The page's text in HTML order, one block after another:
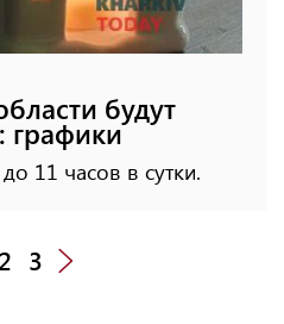
будут
графики
11 часов в сутки.
2 3